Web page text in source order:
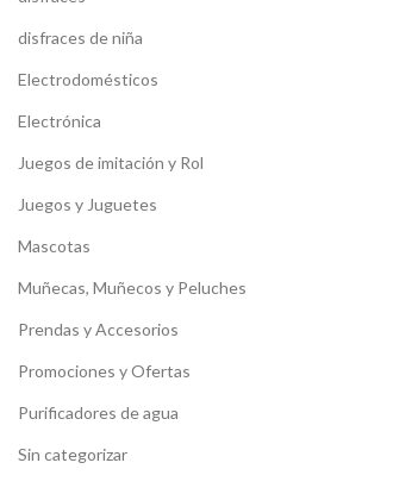
disfraces de niña
Electrodomésticos
Electrónica
Juegos de imitación y Rol
Juegos y Juguetes
Mascotas
Muñecas, Muñecos y Peluches
Prendas y Accesorios
Promociones y Ofertas
Purificadores de agua
Sin categorizar